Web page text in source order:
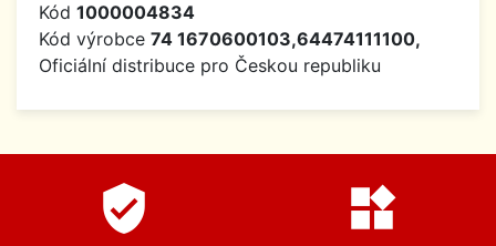
Kód 1000004834
Kód výrobce 74 1670600103,64474111100,
Oficiální distribuce pro Českou republiku
verified_user widgets